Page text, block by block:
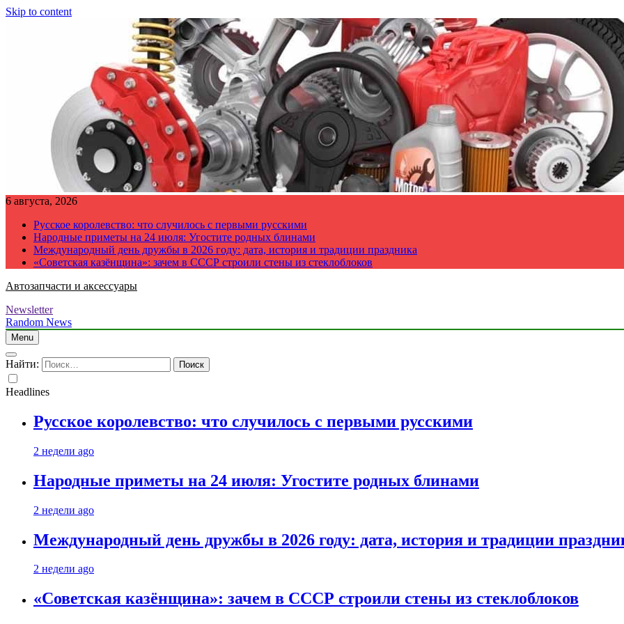
Skip to content
6 августа, 2026
Русское королевство: что случилось с первыми русскими
Народные приметы на 24 июля: Угостите родных блинами
Международный день дружбы в 2026 году: дата, история и традиции праздника
«Советская казёнщина»: зачем в СССР строили стены из стеклоблоков
Автозапчасти и аксессуары
Newsletter
Random News
Menu
Найти:
Headlines
Русское королевство: что случилось с первыми русскими
2 недели ago
Народные приметы на 24 июля: Угостите родных блинами
2 недели ago
Международный день дружбы в 2026 году: дата, история и традиции
2 недели ago
«Советская казёнщина»: зачем в СССР строили стены из стеклоблоков